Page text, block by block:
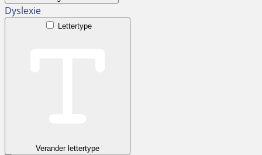
Dyslexie
Lettertype
Verander lettertype